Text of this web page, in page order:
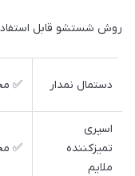
روش شستشو قابل
دستمال نمدار ✅
اسپری
تمیزکننده
ملایم
✅